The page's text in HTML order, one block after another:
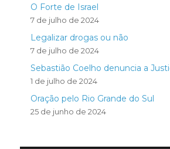
O Forte de Israel
7 de julho de 2024
Legalizar drogas ou não
7 de julho de 2024
Sebastião Coelho denuncia a
1 de julho de 2024
Oração pelo Rio Grande do Sul
25 de junho de 2024